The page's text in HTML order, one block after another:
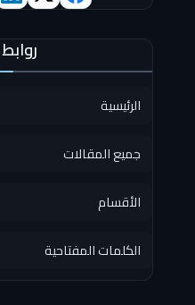
الرئيسية
جميع المقالات
الأقسام
الكلمات المفتاحية